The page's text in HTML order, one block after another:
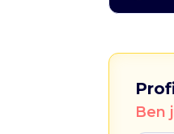
e
Ben